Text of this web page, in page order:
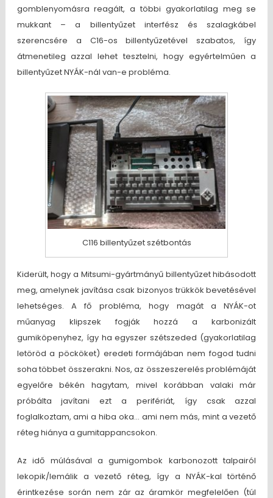
gomblenyomásra reagált, a többi gyakorlatilag meg se
mukkant – a billentyűzet interfész és szalagkábel
szerencsére a C16-os billentyűzetével szabatos, így
átmenetileg azzal lehet tesztelni, hogy egyértelműen a
billentyűzet NYÁK-nál van-e probléma.
C116 billentyűzet szétbontás
Kiderült, hogy a Mitsumi-gyártmányű billentyűzet hibásodott
meg, amelynek javítása csak bizonyos trükkök bevetésével
lehetséges. A fő probléma, hogy magát a NYÁK-ot
műanyag klipszek fogják hozzá a karbonizált
gumiköpenyhez, így ha egyszer szétszeded (gyakorlatilag
letöröd a pöcköket) eredeti formájában nem fogod tudni
soha többet összerakni. Nos, az összeszerelés problémáját
egyelőre békén hagytam, mivel korábban valaki már
próbálta javítani ezt a perifériát, így csak azzal
foglalkoztam, ami a hiba oka… ami nem más, mint a vezető
réteg hiánya a gumitappancsokon.
Az idő múlásával a gumigombok karbonozott talpairól
lekopik/lemálik a vezető réteg, így a NYÁK-kal történő
érintkezése során nem zár az áramkör megfelelően (túl